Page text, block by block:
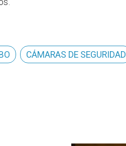
CÁMARAS DE SEGURIDAD